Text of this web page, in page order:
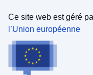
Correspond à:
uriRef:
Ce site web est géré
l’Union européenne